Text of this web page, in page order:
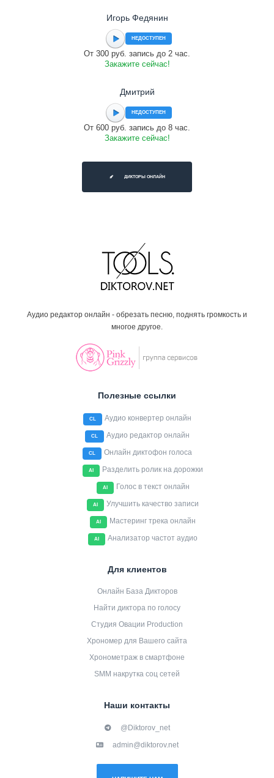
Игорь Федянин
НЕДОСТУПЕН
От 300 руб. запись до 2 час.
Закажите сейчас!
Дмитрий
НЕДОСТУПЕН
От 600 руб. запись до 8 час.
Закажите сейчас!
ДИКТОРЫ ОНЛАЙН
Аудио редактор онлайн - обрезать песню, поднять громкость и
многое другое.
Полезные ссылки
CL Аудио конвертер онлайн
CL Аудио редактор онлайн
CL Онлайн диктофон голоса
AI Разделить ролик на дорожки
AI Голос в текст онлайн
AI Улучшить качество записи
AI Мастеринг трека онлайн
AI Анализатор частот аудио
Для клиентов
Онлайн База Дикторов
Найти диктора по голосу
Студия Овации Production
Хрономер для Вашего сайта
Хронометраж в смартфоне
SMM накрутка соц сетей
Наши контакты
@Diktorov_net
admin@diktorov.net